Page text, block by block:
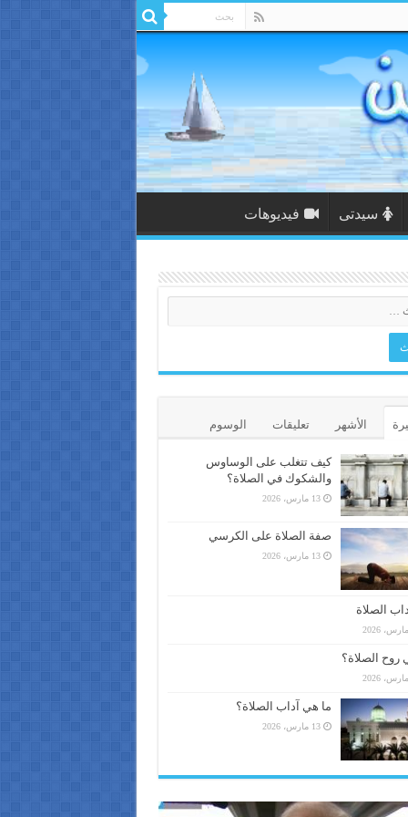
سيدتى فيديوهات
الأشهر تعليقات الوسوم
كيف تتغلب على الوساوس
والشكوك في الصلاة؟
13 مارس، 2026
صفة الصلاة على الكرسي
13 مارس، 2026
الصلاة
روح الصلاة؟
ما هي آداب الصلاة؟
13 مارس، 2026